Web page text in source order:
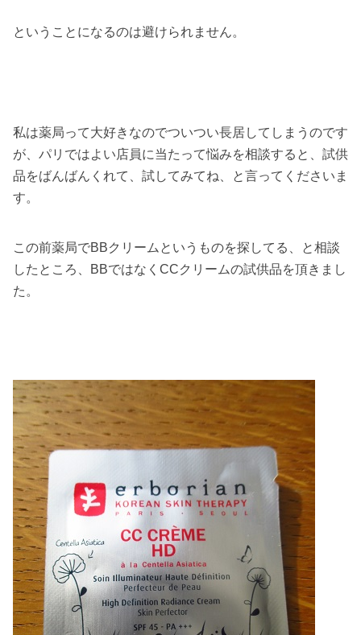
ということになるのは避けられません。
私は薬局って大好きなのでついつい長居してしまうのです
が、パリではよい店員に当たって悩みを相談すると、試供
品をばんばんくれて、試してみてね、と言ってくださいま
す。
この前薬局でBBクリームというものを探してる、と相談
したところ、BBではなくCCクリームの試供品を頂きまし
た。